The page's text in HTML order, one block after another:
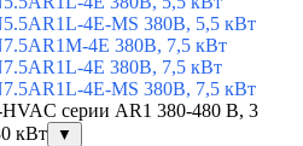
4E-MS 380В, 5,5 кВт
4E 380В, 7,5 кВт
4E 380В, 7,5 кВт
4E-MS 380В, 7,5 кВт
серии AR1 380-480 В, 3
кВт
▼